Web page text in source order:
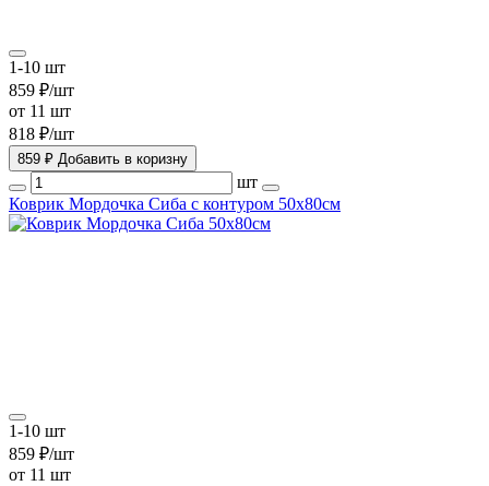
1-10 шт
859 ₽/шт
от 11 шт
818 ₽/шт
859 ₽ Добавить в коризну
шт
Коврик Мордочка Сиба с контуром 50х80см
1-10 шт
859 ₽/шт
от 11 шт